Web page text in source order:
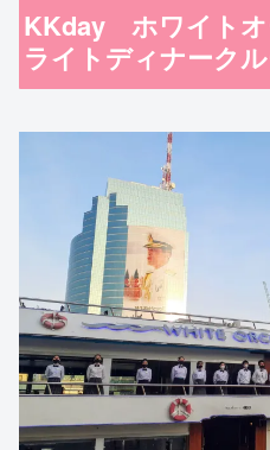
KKday ホワイト
ライトディナーク